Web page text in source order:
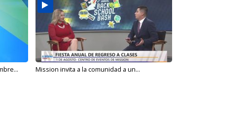
Mission invita a la comunidad a un...